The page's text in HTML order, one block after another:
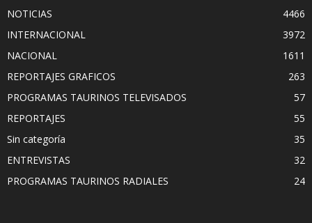
NOTICIAS
4466
INTERNACIONAL
3972
NACIONAL
1611
REPORTAJES GRAFICOS
263
PROGRAMAS TAURINOS TELEVISADOS
57
REPORTAJES
55
Sin categoría
35
ENTREVISTAS
32
PROGRAMAS TAURINOS RADIALES
24